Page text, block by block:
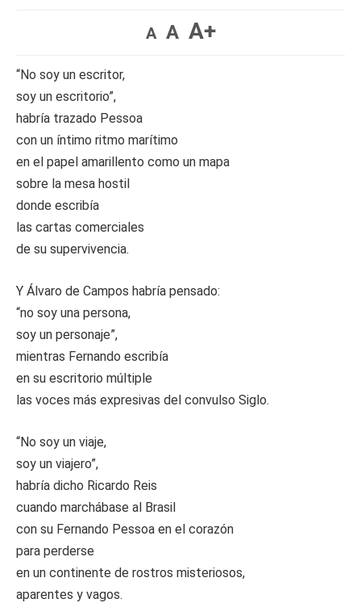
A A A+
“No soy un escritor,
soy un escritorio”,
habría trazado Pessoa
con un íntimo ritmo marítimo
en el papel amarillento como un mapa
sobre la mesa hostil
donde escribía
las cartas comerciales
de su supervivencia.
Y Álvaro de Campos habría pensado:
“no soy una persona,
soy un personaje”,
mientras Fernando escribía
en su escritorio múltiple
las voces más expresivas del convulso Siglo.
“No soy un viaje,
soy un viajero”,
habría dicho Ricardo Reis
cuando marchábase al Brasil
con su Fernando Pessoa en el corazón
para perderse
en un continente de rostros misteriosos,
aparentes y vagos.